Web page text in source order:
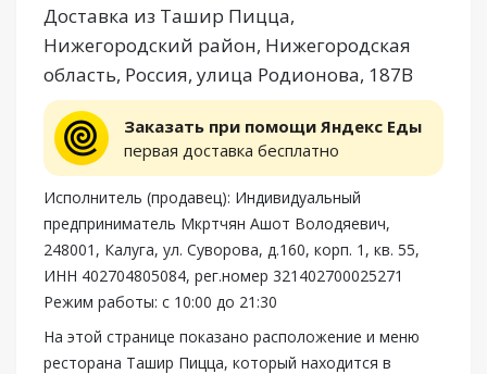
Доставка из Ташир Пицца,
Нижегородский район, Нижегородская
область, Россия, улица Родионова, 187В
Заказать при помощи Яндекс Еды
первая доставка бесплатно
Исполнитель (продавец): Индивидуальный
предприниматель Мкртчян Ашот Володяевич,
248001, Калуга, ул. Суворова, д.160, корп. 1, кв. 55,
ИНН 402704805084, рег.номер 321402700025271
Режим работы: с 10:00 до 21:30
На этой странице показано расположение и меню
ресторана Ташир Пицца, который находится в